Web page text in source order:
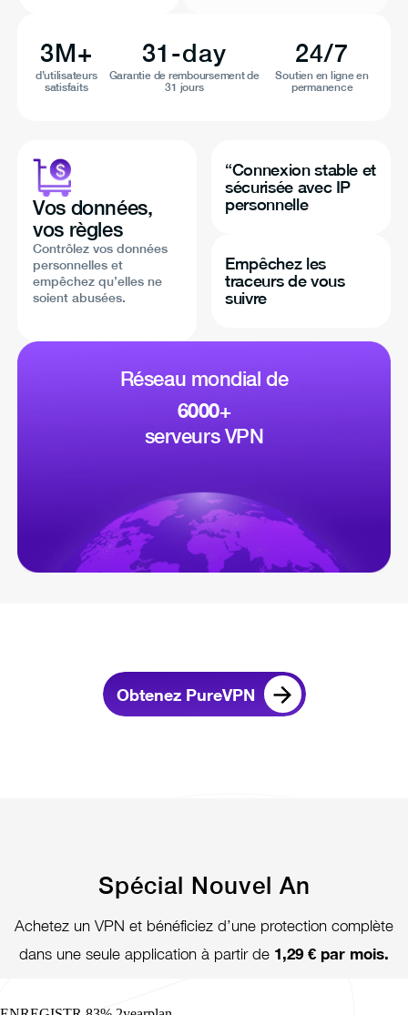
3M+
d’utilisateurs
satisfaits
31-day
Garantie de remboursement de
31 jours
24/7
Soutien en ligne en
permanence
Vos données,
vos règles
Contrôlez vos données
personnelles et
empêchez qu’elles ne
soient abusées.
“Connexion stable et
sécurisée avec IP
personnelle
Empêchez les
traceurs de vous
suivre
Réseau mondial de
6000+
serveurs VPN
Obtenez PureVPN
Spécial Nouvel An
Achetez un VPN et bénéficiez d’une protection complète
dans une seule application à partir de 1,29 € par mois.